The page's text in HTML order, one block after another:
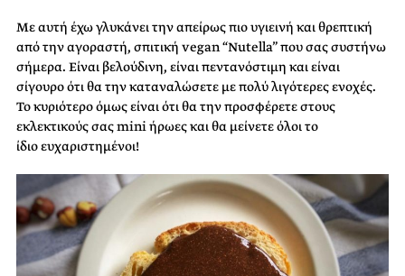
Με αυτή έχω γλυκάνει την απείρως πιο υγιεινή και θρεπτική
από την αγοραστή, σπιτική vegan “Nutella” που σας συστήνω
σήμερα. Είναι βελούδινη, είναι πεντανόστιμη και είναι
σίγουρο ότι θα την καταναλώσετε με πολύ λιγότερες ενοχές.
Το κυριότερο όμως είναι ότι θα την προσφέρετε στους
εκλεκτικούς σας mini ήρωες και θα μείνετε όλοι το
ίδιο ευχαριστημένοι!